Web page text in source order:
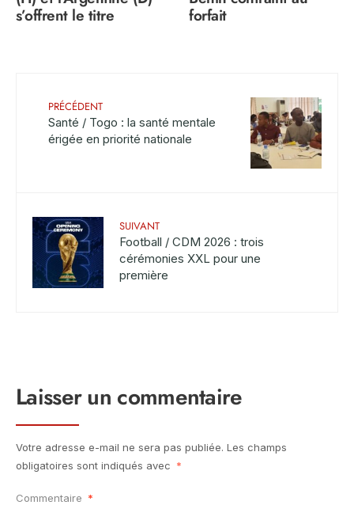
s’offrent le titre
forfait
PRÉCÉDENT
Santé / Togo : la santé mentale
érigée en priorité nationale
SUIVANT
Football / CDM 2026 : trois
cérémonies XXL pour une
première
Laisser un commentaire
Votre adresse e-mail ne sera pas publiée. Les champs
obligatoires sont indiqués avec *
Commentaire *